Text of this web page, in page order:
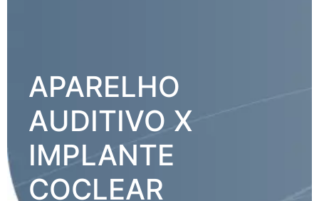
APARELHO
AUDITIVO X
IMPLANTE
COCLEAR